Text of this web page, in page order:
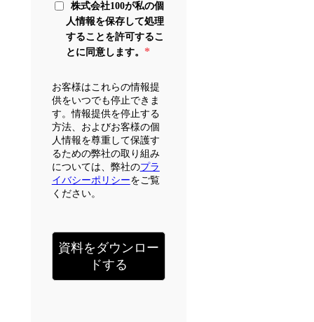
株式会社100が私の個
人情報を保存して処理
することを許可するこ
とに同意します。 *
お客様はこれらの情報提
供をいつでも停止できま
す。情報提供を停止する
方法、およびお客様の個
人情報を尊重して保護す
るための弊社の取り組み
については、弊社のプラ
イバシーポリシーをご覧
ください。